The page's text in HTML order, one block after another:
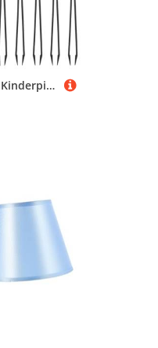
Möbeln zu
und lassen Sie
Ihnen viel Spaß
Gadpiparty 20-teilige Kinderpinzetten: Kinder-Kunststoffpinzette zum Sortieren von Perlen mit gerader Spitze – Perlenwerkzeug für die Schmuckherstellung und zum Basteln